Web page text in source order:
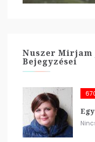
Nuszer Mirjam
Bejegyzései